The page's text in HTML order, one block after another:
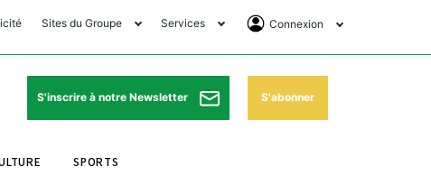
Sites du Groupe
Club Avantages
Le Matin Sports
Le Matin Store
Services
Horaires de prières
Pharmacies de garde
Programme TV
Connexion
Se Connecter
Abonnement
S'inscrire à notre Newsletter S'abonner
SPORTS